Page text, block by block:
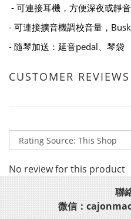
- 可連接耳機，方便深夜或靜
- 可連接擴音機調校音量，
- 隨琴加送：延音pedal、琴袋
CUSTOMER REVIEWS
No review for this product
聯
微信：